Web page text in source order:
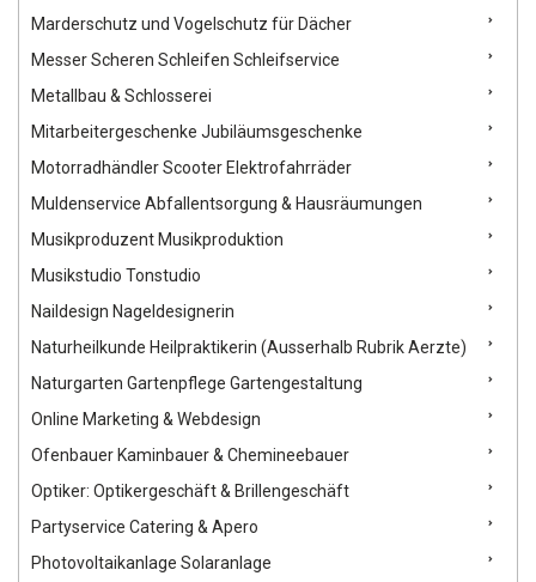
Marderschutz und Vogelschutz für Dächer
Messer Scheren Schleifen Schleifservice
Metallbau & Schlosserei
Mitarbeitergeschenke Jubiläumsgeschenke
Motorradhändler Scooter Elektrofahrräder
Muldenservice Abfallentsorgung & Hausräumungen
Musikproduzent Musikproduktion
Musikstudio Tonstudio
Naildesign Nageldesignerin
Naturheilkunde Heilpraktikerin (Ausserhalb Rubrik Aerzte)
Naturgarten Gartenpflege Gartengestaltung
Online Marketing & Webdesign
Ofenbauer Kaminbauer & Chemineebauer
Optiker: Optikergeschäft & Brillengeschäft
Partyservice Catering & Apero
Photovoltaikanlage Solaranlage